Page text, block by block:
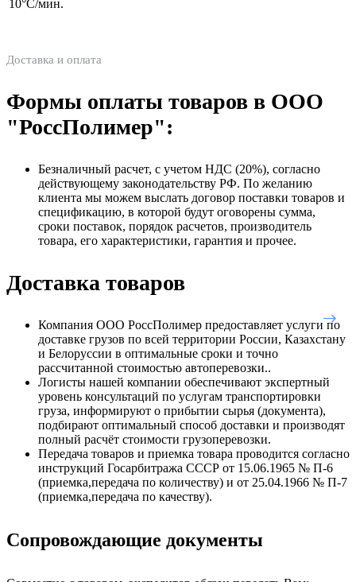
10°С/мин.
Доставка и оплата
Формы оплаты товаров в ООО
"РоссПолимер":
Безналичный расчет, с учетом НДС (20%), согласно
действующему законодательству РФ. По желанию
клиента мы можем выслать договор поставки товаров и
спецификацию, в которой будут оговорены сумма,
сроки поставок, порядок расчетов, производитель
товара, его характеристики, гарантия и прочее.
Доставка товаров
Компания ООО РоссПолимер предоставляет услуги по
доставке грузов по всей территории России, Казахстану
и Белоруссии в оптимальные сроки и точно
рассчитанной стоимостью автоперевозки..
Логисты нашей компании обеспечивают экспертный
уровень консультаций по услугам транспортировки
груза, информируют о прибытии сырья (документа),
подбирают оптимальный способ доставки и производят
полный расчёт стоимости грузоперевозки.
Передача товаров и приемка товара проводится согласно
инструкций Госарбитража СССР от 15.06.1965 № П-6
(приемка,передача по количеству) и от 25.04.1966 № П-7
(приемка,передача по качеству).
Сопровождающие документы